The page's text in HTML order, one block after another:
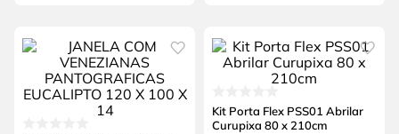
Kit Porta Flex PSS01 Abrilar
Curupixa 80 x 210cm